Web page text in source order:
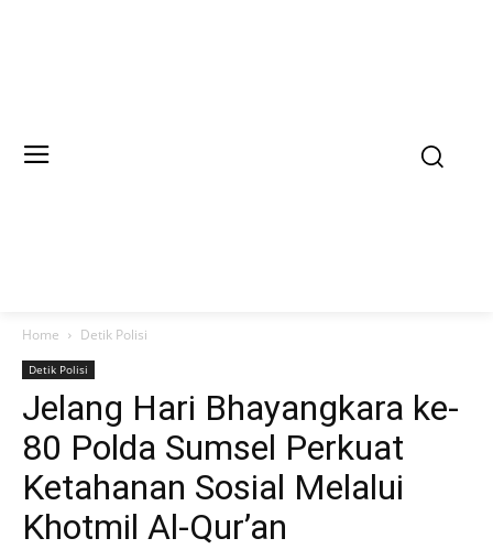
Home Detik Polisi
Detik Polisi
Jelang Hari Bhayangkara ke-
80 Polda Sumsel Perkuat
Ketahanan Sosial Melalui
Khotmil Al-Qur’an